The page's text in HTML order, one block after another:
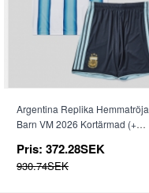
Argentina Replika Hemmatröja
Barn VM 2026 Kortärmad (+
Pris: 372.28SEK
930.74SEK